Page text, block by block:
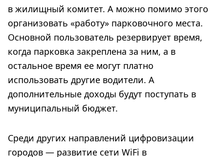
в жилищный комитет. А можно помимо этого
организовать «работу» парковочного места.
Основной пользователь резервирует время,
когда парковка закреплена за ним, а в
остальное время ее могут платно
использовать другие водители. А
дополнительные доходы будут поступать в
муниципальный бюджет.
Среди других направлений цифровизации
городов — развитие сети WiFi в